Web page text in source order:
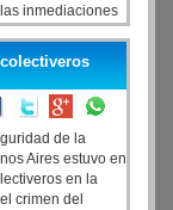
inmediaciones
accesos a la
de la
Aires estuvo en
en la
crimen del